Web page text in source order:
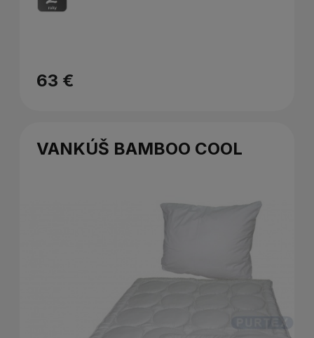
63 €
VANKÚŠ BAMBOO COOL